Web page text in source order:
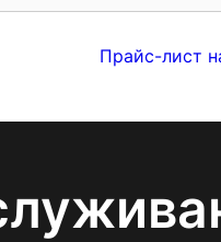
Прайс-лист